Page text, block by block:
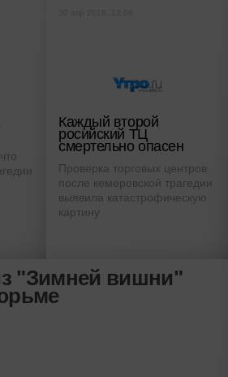
Каждый второй
росийский ТЦ
смертельно опасен
Проверка торговых центров
после кемеровской трагедии
выявила катастрофическую
картину
"Зимней вишни"